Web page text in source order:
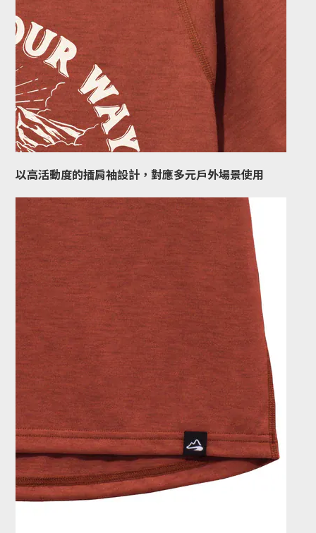
以高活動度的插肩袖設計，對應多元戶外場景使用